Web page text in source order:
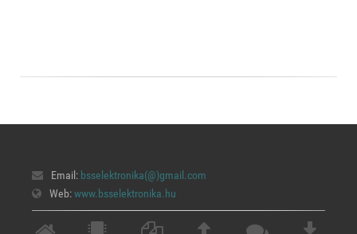
Email: bsselektronika(@)gmail.com
Web:www.bsselektronika.hu